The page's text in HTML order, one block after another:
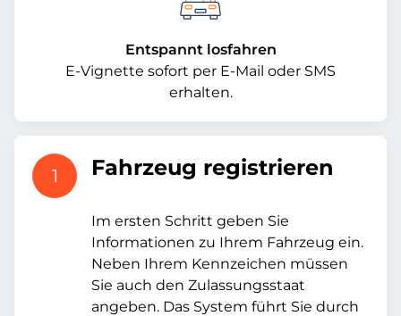
Entspannt losfahren
E-Vignette sofort per E-Mail oder SMS
erhalten.
1 Fahrzeug registrieren
Im ersten Schritt geben Sie
Informationen zu Ihrem Fahrzeug ein.
Neben Ihrem Kennzeichen müssen
Sie auch den Zulassungsstaat
angeben. Das System führt Sie durch